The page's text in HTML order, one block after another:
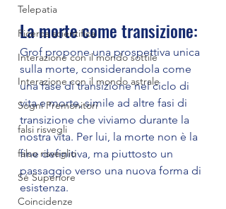
Telepatia
Ricerca scientifica
Interazione con il mondo sottile
Interazione con il mondo astrale
Sogni Premonitori
falsi risvegli
falso risveglio
Sé Superiore
Coincidenze
La morte come transizione:
Grof propone una prospettiva unica
sulla morte, considerandola come
una fase di transizione nel ciclo di
vita e morte, simile ad altre fasi di
transizione che viviamo durante la
nostra vita. Per lui, la morte non è la
fine definitiva, ma piuttosto un
passaggio verso una nuova forma di
esistenza.